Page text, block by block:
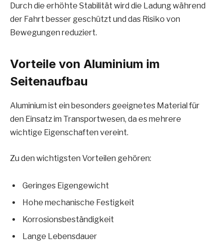
Durch die erhöhte Stabilität wird die Ladung während
der Fahrt besser geschützt und das Risiko von
Bewegungen reduziert.
Vorteile von Aluminium im
Seitenaufbau
Aluminium ist ein besonders geeignetes Material für
den Einsatz im Transportwesen, da es mehrere
wichtige Eigenschaften vereint.
Zu den wichtigsten Vorteilen gehören:
Geringes Eigengewicht
Hohe mechanische Festigkeit
Korrosionsbeständigkeit
Lange Lebensdauer